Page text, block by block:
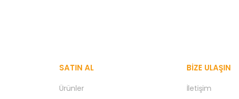
SATIN AL
Ürünler
BIZE ULAŞIN
İletişim